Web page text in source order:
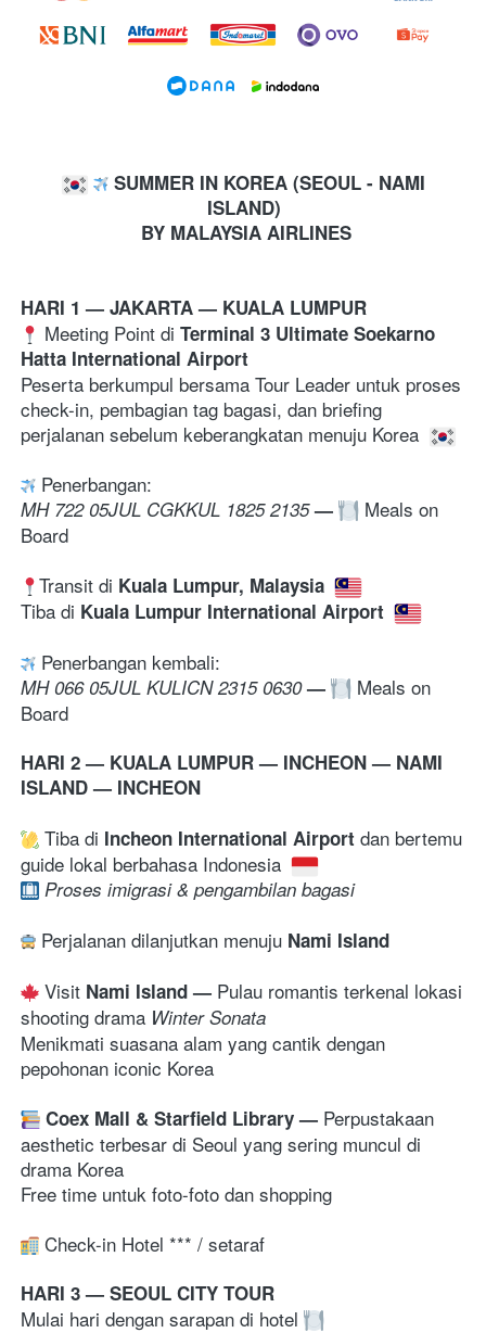
SUMMER IN KOREA (SEOUL - NAMI
ISLAND)
BY MALAYSIA AIRLINES
HARI 1 — JAKARTA — KUALA LUMPUR
Meeting Point di Terminal 3 Ultimate Soekarno
Hatta International Airport
Peserta berkumpul bersama Tour Leader untuk proses
check-in, pembagian tag bagasi, dan briefing
perjalanan sebelum keberangkatan menuju Korea
Penerbangan:
MH 722 05JUL CGKKUL 1825 2135 —
Meals on
Board
Transit di Kuala Lumpur, Malaysia
Tiba di Kuala Lumpur International Airport
Penerbangan kembali:
MH 066 05JUL KULICN 2315 0630 —
Meals on
Board
HARI 2 — KUALA LUMPUR — INCHEON — NAMI
ISLAND — INCHEON
Tiba di Incheon International Airport dan bertemu
guide lokal berbahasa Indonesia
Proses imigrasi & pengambilan bagasi
Perjalanan dilanjutkan menuju Nami Island
Visit Nami Island — Pulau romantis terkenal lokasi
shooting drama Winter Sonata
Menikmati suasana alam yang cantik dengan
pepohonan iconic Korea
Coex Mall & Starfield Library — Perpustakaan
aesthetic terbesar di Seoul yang sering muncul di
drama Korea
Free time untuk foto-foto dan shopping
Check-in Hotel *** / setaraf
HARI 3 — SEOUL CITY TOUR
Mulai hari dengan sarapan di hotel